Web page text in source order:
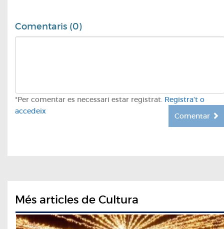
Comentaris (0)
*Per comentar es necessari estar registrat. Registra't o
accedeix
Comentar
Més articles de Cultura